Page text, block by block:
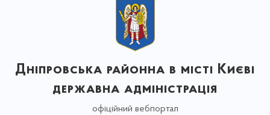
Дніпровська районна в місті Києві
державна адміністрація
офіційний вебпортал